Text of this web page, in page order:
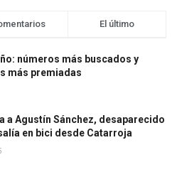
El último
números más buscados y
más premiadas
a Agustín Sánchez, desaparecido
en bici desde Catarroja